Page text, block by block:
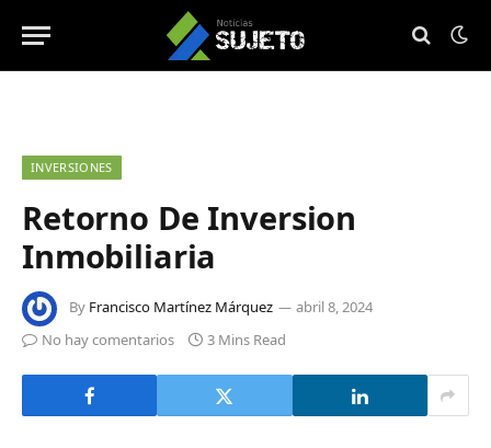
INVERSIONES
Retorno De Inversion
Inmobiliaria
By Francisco Martínez Márquez
abril 8, 2024
No hay comentarios
3 Mins Read